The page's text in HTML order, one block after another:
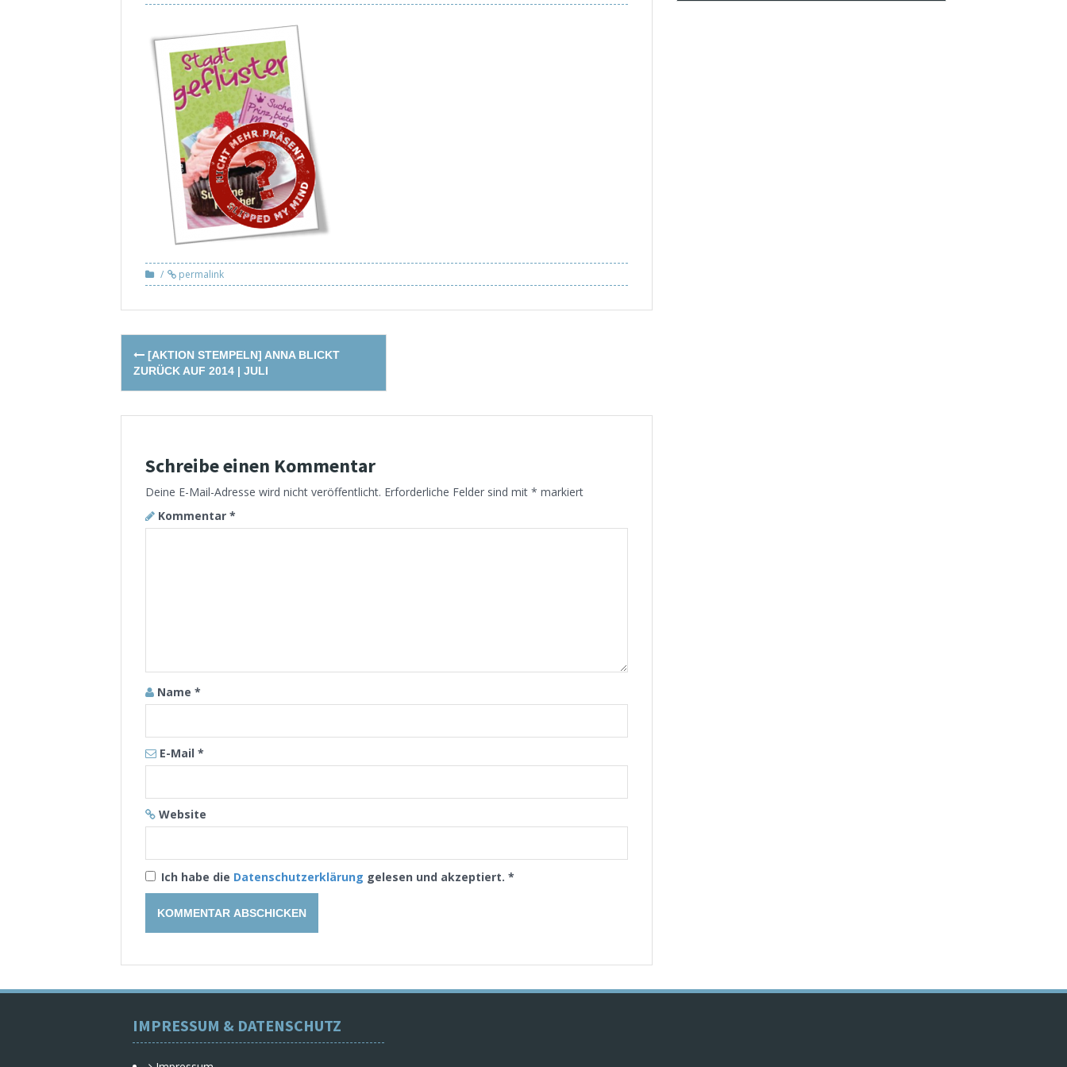
permalink
Post
navigation
[AKTION STEMPELN] ANNA BLICKT
ZURÜCK AUF 2014 | JULI
Schreibe einen Kommentar
Deine E-Mail-Adresse wird nicht veröffentlicht. Erforderliche Felder sind mit * markiert
Kommentar *
Name *
E-Mail *
Website
Ich habe die Datenschutzerklärung gelesen und akzeptiert. *
IMPRESSUM & DATENSCHUTZ